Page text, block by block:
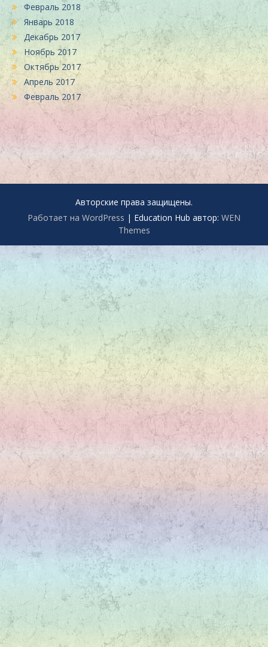
Февраль 2018
Январь 2018
Декабрь 2017
Ноябрь 2017
Октябрь 2017
Апрель 2017
Февраль 2017
Авторские права защищены.
Работает на WordPress | Education Hub автор: WEN
Themes